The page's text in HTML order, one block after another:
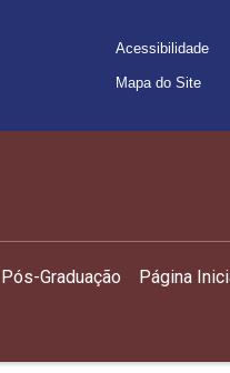
Acessibilidade
Mapa do Site
Pós-Graduação Página